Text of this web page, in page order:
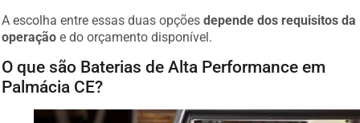
A escolha entre essas duas opçõesdepende dos requisitos da
operação e do orçamento disponível.
O que são Baterias de Alta Performance em
Palmácia CE?